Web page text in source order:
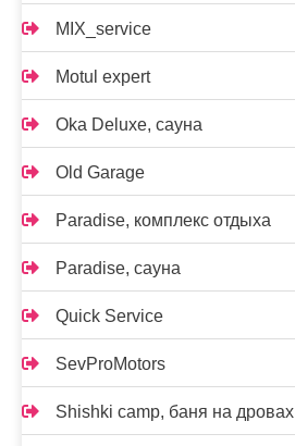
MIX_service
Motul expert
Oka Deluxe, сауна
Old Garage
Paradise, комплекс отдыха
Paradise, сауна
Quick Service
SevProMotors
Shishki camp, баня на дровах